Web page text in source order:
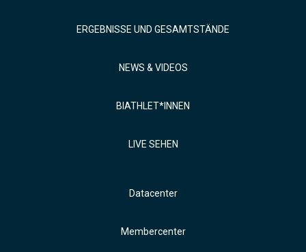
ERGEBNISSE UND GESAMTSTÄNDE
NEWS & VIDEOS
BIATHLET*INNEN
LIVE SEHEN
Datacenter
Membercenter